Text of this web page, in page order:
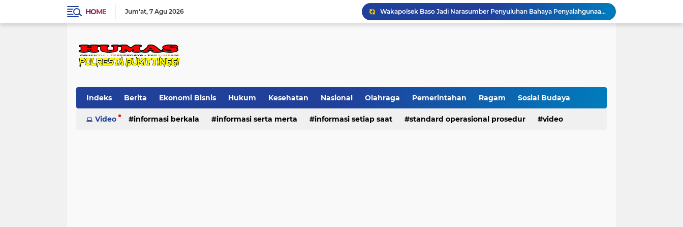
HOME Jum'at 7 Agu 2026
Wakapolsek Baso Jadi Narasumber Penyuluhan Bahaya Penyalahgunaan Narkoba di SMPN 1 Baso
Kasat Binmas Polresta Bukittinggi Berikan Penyuluhan Dampak Game Online dan Judi Online kepada Siswa Baru SMAN 1 Bukittinggi
Cegah Penyalahgunaan Narkoba, Polresta Bukittinggi Gelar Penyuluhan di Nagari Pakan Sinayan
Indeks Berita Ekonomi Bisnis Hukum Kesehatan Nasional Olahraga Pemerintahan Ragam Sosial Budaya
Standard Operasional Prosedur Video
Video informasi berkala informasi serta merta informasi setiap saat standard operasional prosedur video